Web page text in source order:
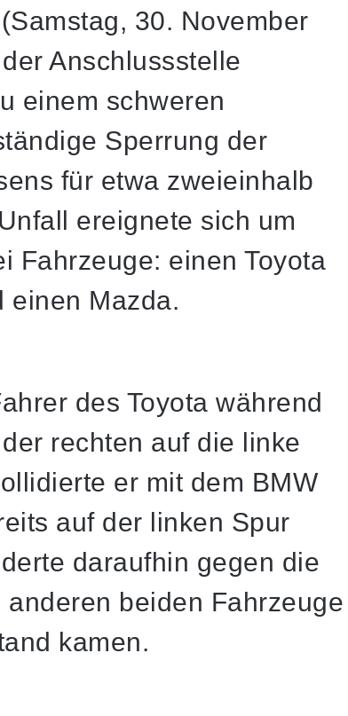
30. November
Anschlussstelle
einem schweren
Sperrung der
für etwa zweieinhalb
ereignete sich um
Fahrzeuge: einen Toyota
einen Mazda.
des Toyota während
rechten auf die linke
er mit dem BMW
auf der linken Spur
daraufhin gegen die
beiden Fahrzeuge
kamen.